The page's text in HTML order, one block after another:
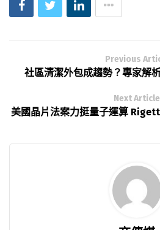
Previous
社區清潔外包成趨勢？專家解
Next Article
美國晶片法案力挺量子運算